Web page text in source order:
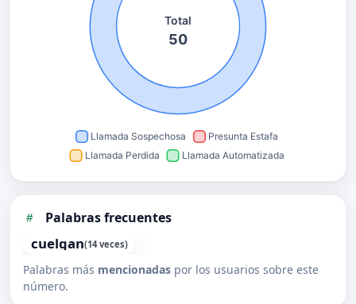
Palabras frecuentes
cuelgan(14 veces)
Palabras más mencionadas por los usuarios sobre este
número.